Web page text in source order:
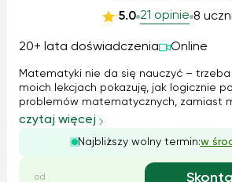
5.0 21 opinie 8
20+ lata doświadczenia Online
Matematyki nie da się nauczyć – trzeba
moich lekcjach pokazuję, jak logicznie
problemów matematycznych, zamiast
zapamiętywać wzory. Korzystam z
angażując uczniów w kreatywne
Moje doświadczenie w pracy
czytaj więcej
Najbliższy wolny termin:w
od